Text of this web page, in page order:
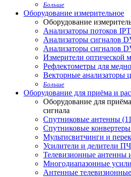
Больше
Оборудование измерительное
Оборудование
Анализаторы потоков
Анализаторы сигналов
Анализаторы сигналов
Измерители оптической
Рефлектометры для
Векторные анализаторы
Больше
Оборудование для приёма и
Оборудование для
сигнала
Спутниковые антенны
Спутниковые
Мультисвитчинги и
Усилители и делители
Телевизионные антенны
Многодиапазонные
Антенные